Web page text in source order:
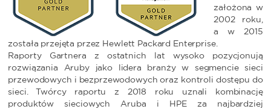
założona w
2002 roku,
a w 2015
została przejęta przez Hewlett Packard Enterprise.
Raporty Gartnera z ostatnich lat wysoko pozycjonują
rozwiązania Aruby jako lidera branży w segmencie sieci
przewodowych i bezprzewodowych oraz kontroli dostępu do
sieci. Twórcy raportu z 2018 roku uznali kombinację
produktów sieciowych Aruba i HPE za najbardziej